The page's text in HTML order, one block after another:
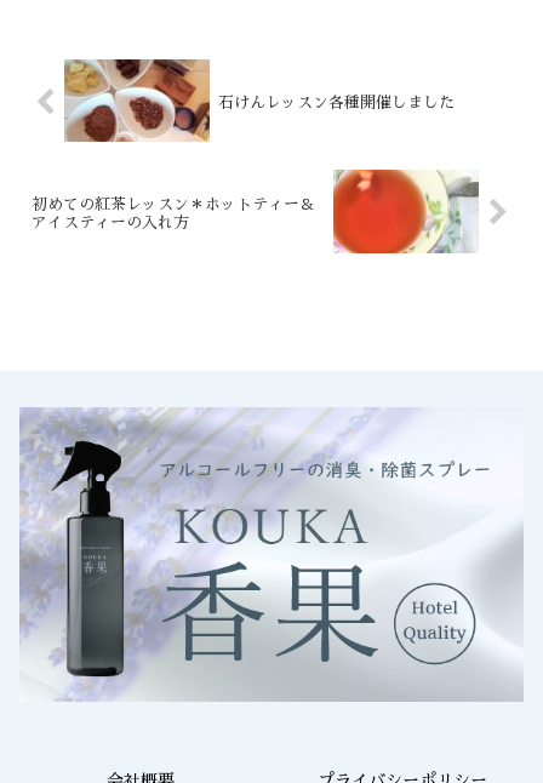
石けんレッスン各種開催しました
初めての紅茶レッスン＊ホットティー＆
アイスティーの入れ方